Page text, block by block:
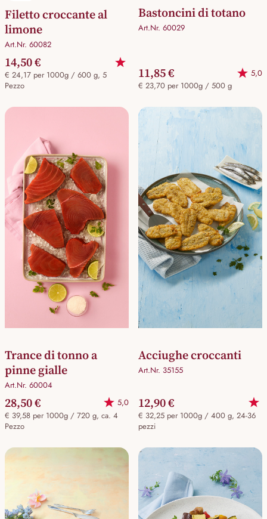
Filetto croccante al
limone
Art.Nr. 60082
14,50 €
€ 24,17 per 1000g / 600 g, 5
Pezzo
Bastoncini di totano
Art.Nr. 60029
11,85 €
5,0
€ 23,70 per 1000g / 500 g
Trance di tonno a
pinne gialle
Art.Nr. 60004
28,50 €
5,0
€ 39,58 per 1000g / 720 g, ca. 4
Pezzo
Acciughe croccanti
Art.Nr. 35155
12,90 €
€ 32,25 per 1000g / 400 g, 24-36
pezzi